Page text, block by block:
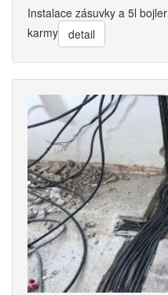
Instalace zásuvky a 5l
karmy
detail